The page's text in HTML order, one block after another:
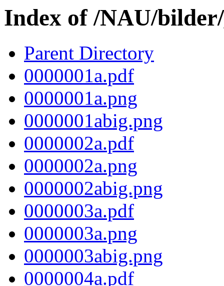
Index of /NAU/
Parent Directory
0000001a.pdf
0000001a.png
0000001abig.png
0000002a.pdf
0000002a.png
0000002abig.png
0000003a.pdf
0000003a.png
0000003abig.png
0000004a.pdf